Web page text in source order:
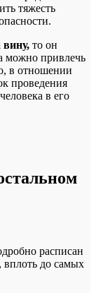
тяжесть
вину, то он
можно привлечь
в отношении
проведения
в его
расписан
до самых